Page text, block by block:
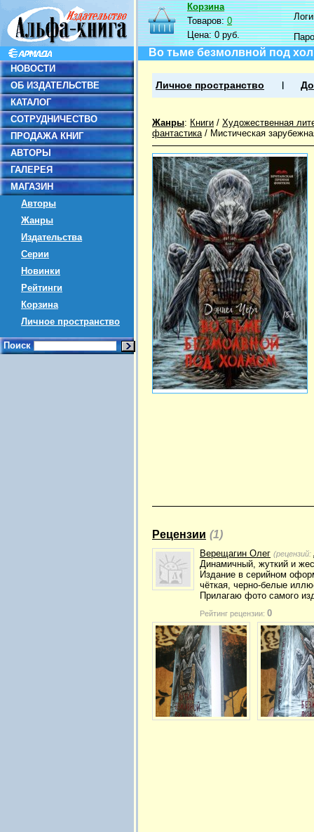
НОВОСТИ
ОБ ИЗДАТЕЛЬСТВЕ
КАТАЛОГ
СОТРУДНИЧЕСТВО
ПРОДАЖА КНИГ
АВТОРЫ
ГАЛЕРЕЯ
МАГАЗИН
Авторы
Жанры
Издательства
Серии
Новинки
Рейтинги
Корзина
Личное пространство
Поиск
Корзина
Товаров:0
Цена:0 руб.
Во тьме безмолвной под
Личное пространство
Жанры: Книги / Художественная
фантастика/ Мистическая
Рецензии (1)
Верещагин Олег (рецензий:
Динамичный, жуткий и
Издание в серийном
чёткая, черно-белые
Прилагаю фото самого
Рейтинг рецензии: 0